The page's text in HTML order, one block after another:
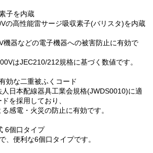
子を内蔵
の高性能雷サージ吸収素子(バリスタ)を内蔵
機器などの電子機器への被害防止に有効で
はJEC210/212規格に基づく数値です。
効な二重被ふくコード
日本配線器具工業会規格(JWDS0010)に適
を採用しており、
感電・火災の防止に有効です。
6個口タイプ
、便利な6個口タイプです。